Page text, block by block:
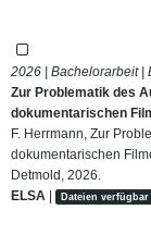
2026 | Bachelorarbeit |
Zur Problematik des
dokumentarischen
F. Herrmann, Zur
dokumentarischen
Detmold, 2026.
ELSA | Dateien verfügbar